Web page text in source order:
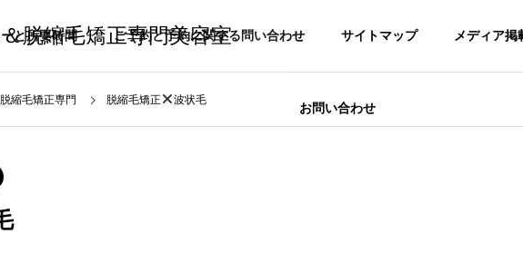
脱縮毛矯正専門美容室
と所要時間 ご予約と予約に関する問い合わせ サイトマップ メディア掲
お問い合わせ
縮毛矯正専門 脱縮毛矯正 波状毛